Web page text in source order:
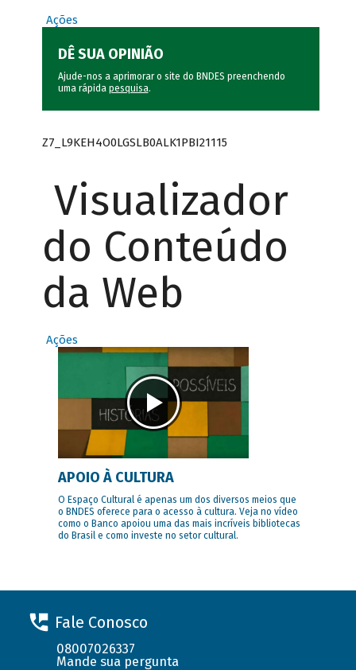
Ações
DÊ SUA OPINIÃO
Ajude-nos a aprimorar o site do BNDES preenchendo
uma rápida pesquisa.
Z7_L9KEH4O0LGSLB0ALK1PBI21115
Visualizador
do Conteúdo
da Web
Ações
APOIO À CULTURA
O Espaço Cultural é apenas um dos diversos meios que
o BNDES oferece para o acesso à cultura. Veja no vídeo
como o Banco apoiou uma das mais incríveis bibliotecas
do Brasil e como investe no setor cultural.
Fale Conosco
08007026337
Mande sua pergunta